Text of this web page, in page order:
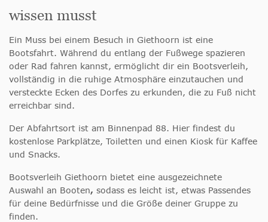
wissen musst
Ein Muss bei einem Besuch in Giethoorn ist eine
Bootsfahrt. Während du entlang der Fußwege spazieren
oder Rad fahren kannst, ermöglicht dir ein Bootsverleih,
vollständig in die ruhige Atmosphäre einzutauchen und
versteckte Ecken des Dorfes zu erkunden, die zu Fuß nicht
erreichbar sind.
Der Abfahrtsort ist am Binnenpad 88. Hier findest du
kostenlose Parkplätze, Toiletten und einen Kiosk für Kaffee
und Snacks.
Bootsverleih Giethoorn bietet eine ausgezeichnete
Auswahl an Booten, sodass es leicht ist, etwas Passendes
für deine Bedürfnisse und die Größe deiner Gruppe zu
finden.